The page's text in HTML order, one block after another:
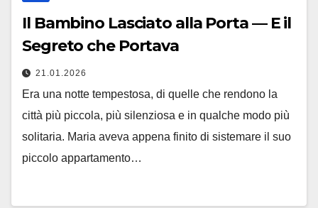
Il Bambino Lasciato alla Porta — E il
Segreto che Portava
21.01.2026
Era una notte tempestosa, di quelle che rendono la
città più piccola, più silenziosa e in qualche modo più
solitaria. Maria aveva appena finito di sistemare il suo
piccolo appartamento…